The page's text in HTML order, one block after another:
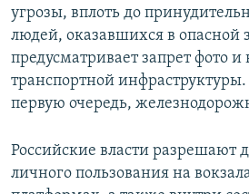
угрозы, вплоть до
людей, оказавшихся в опасной
предусматривает запрет фото
транспортной инфраструктуры.
первую очередь,
Российские власти разрешают
личного пользования на